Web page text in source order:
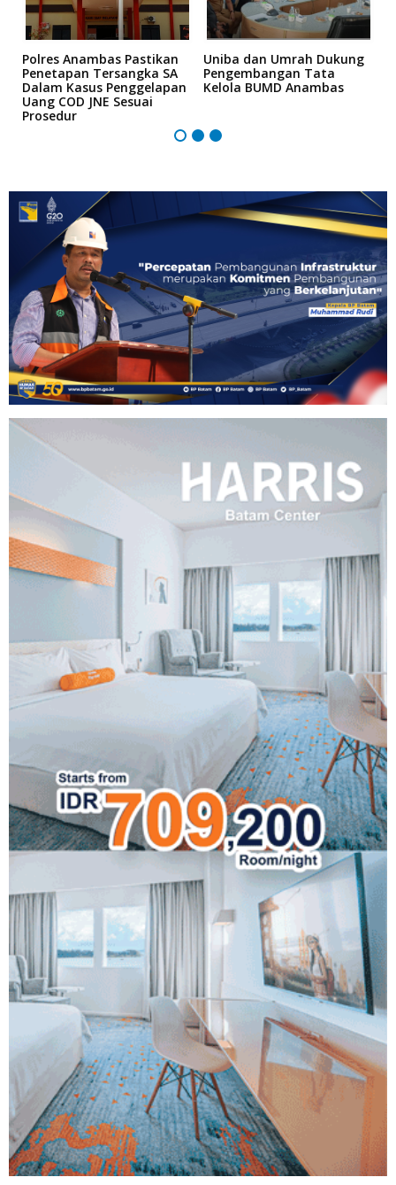
Polres Anambas Pastikan
Penetapan Tersangka SA
Dalam Kasus Penggelapan
Uang COD JNE Sesuai
Prosedur
Uniba dan Umrah Dukung
Pengembangan Tata
Kelola BUMD Anambas